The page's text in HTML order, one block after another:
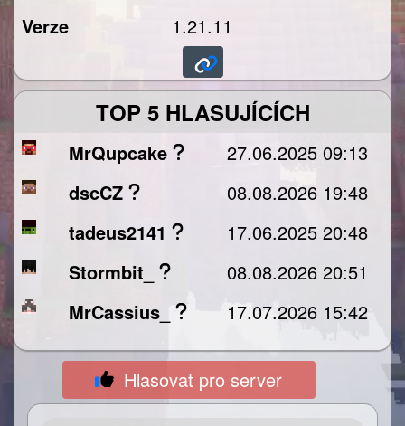
Verze 1.21.11
TOP 5 HLASUJÍCÍCH
MrQupcake
27.06.2025 09:13
dscCZ
08.08.2026 19:48
tadeus2141
17.06.2025 20:48
Stormbit_
08.08.2026 20:51
MrCassius_
17.07.2026 15:42
Hlasovat pro server